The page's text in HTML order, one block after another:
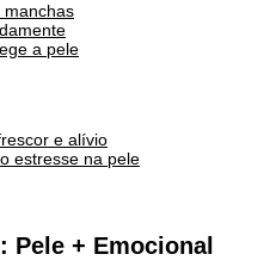
manchas
a pele
e alívio
estresse na pele
Pele + Emocional